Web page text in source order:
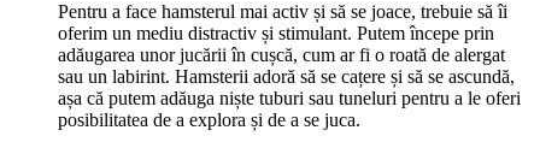
Pentru a face hamsterul mai activ și să se joace, trebuie să îi
oferim un mediu distractiv și stimulant. Putem începe prin
adăugarea unor jucării în cușcă, cum ar fi o roată de alergat
sau un labirint. Hamsterii adoră să se cațere și să se ascundă,
așa că putem adăuga niște tuburi sau tuneluri pentru a le oferi
posibilitatea de a explora și de a se juca.